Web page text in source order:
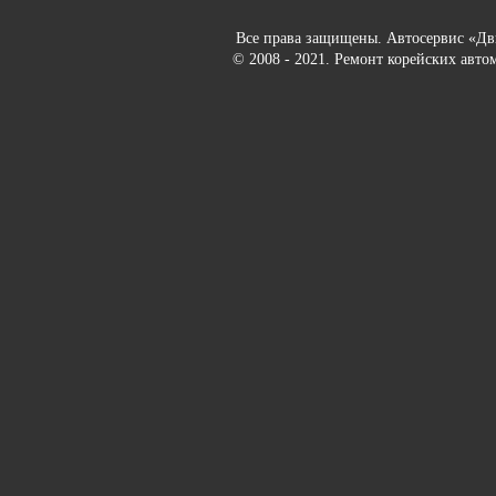
Все права защищены. Автосервис
© 2008 - 2021. Ремонт корейских